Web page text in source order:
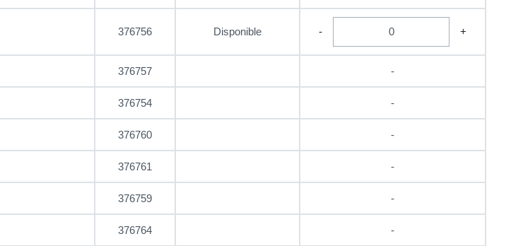
376756 Disponible - +
376757 -
376754 -
376760 -
376761 -
376759 -
376764 -